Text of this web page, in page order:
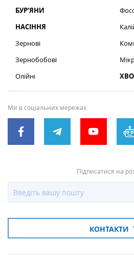
БУР’ЯНИ
НАСІННЯ
Зернові
Зернобобові
Олійні
Ми в соціальних мережах
Підписатися на
КОНТАКТИ